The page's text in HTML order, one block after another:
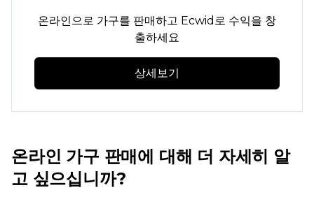
온라인으로 가구를 판매하고 Ecwid로 수익을 창
출하세요
상세보기
온라인 가구 판매에 대해 더 자세히 알
고 싶으십니까?